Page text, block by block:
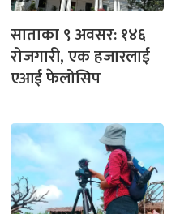
साताका ९ अवसर: १४६
रोजगारी, एक हजारलाई
एआई फेलोसिप